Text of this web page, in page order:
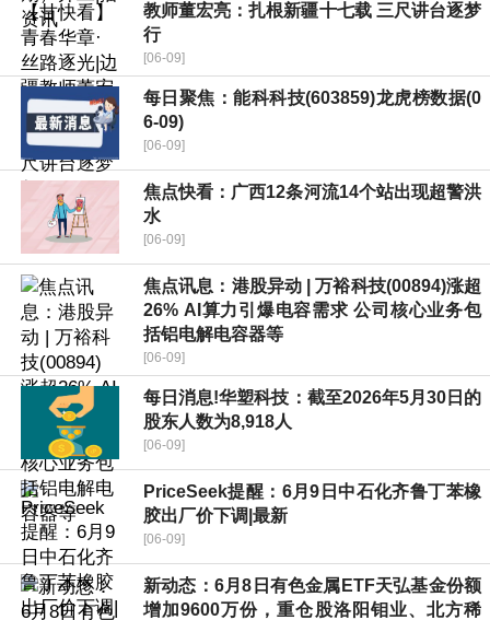
教师董宏亮：扎根新疆十七载 三尺讲台逐梦
行
[06-09]
每日聚焦：能科科技(603859)龙虎榜数据(0
6-09)
[06-09]
焦点快看：广西12条河流14个站出现超警洪
水
[06-09]
焦点讯息：港股异动 | 万裕科技(00894)涨超
26% AI算力引爆电容需求 公司核心业务包
括铝电解电容器等
[06-09]
每日消息!华塑科技：截至2026年5月30日的
股东人数为8,918人
[06-09]
PriceSeek提醒：6月9日中石化齐鲁丁苯橡
胶出厂价下调|最新
[06-09]
新动态：6月8日有色金属ETF天弘基金份额
增加9600万份，重仓股洛阳钼业、北方稀